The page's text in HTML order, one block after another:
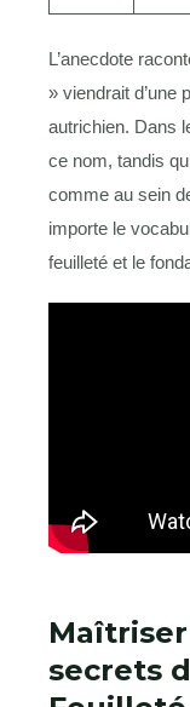
L’anecdote
» viendrait d’une
autrichien. Dans
ce nom, tandis
comme au sein
importe le
feuilleté et le
secrets